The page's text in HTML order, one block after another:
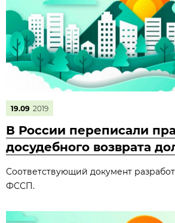
19.09 2019
В России переписали
досудебного возврата
Соответствующий документ
ФССП.